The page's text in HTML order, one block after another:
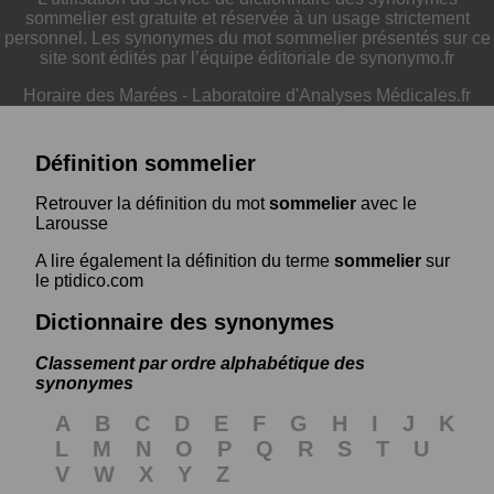
sommelier est gratuite et réservée à un usage strictement
personnel. Les synonymes du mot sommelier présentés sur ce
site sont édités par l’équipe éditoriale de synonymo.fr
Horaire des Marées - Laboratoire d'Analyses Médicales.fr
Définition sommelier
Retrouver la définition du motsommelier avec le
Larousse
A lire également la définition du terme sommelier sur
le ptidico.com
Dictionnaire des synonymes
Classement par ordre alphabétique des
synonymes
A B C D E F G H I J
K
L
M N O P Q R S T
U
V
W X Y Z